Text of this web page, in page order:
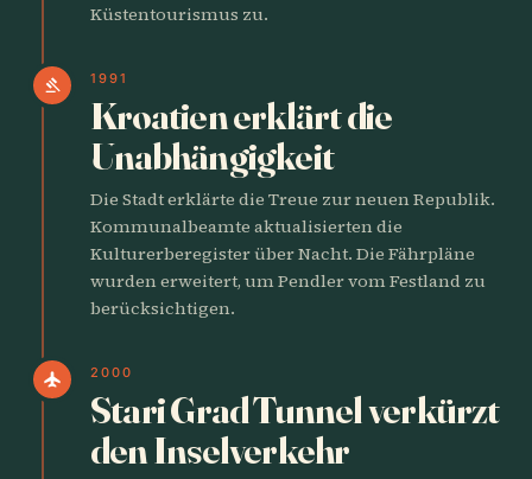
Küstentourismus zu.
gavel 1991
Kroatien erklärt die
Unabhängigkeit
Die Stadt erklärte die Treue zur neuen Republik.
Kommunalbeamte aktualisierten die
Kulturerberegister über Nacht. Die Fährpläne
wurden erweitert, um Pendler vom Festland zu
berücksichtigen.
flight 2000
Stari Grad Tunnel verkürzt
den Inselverkehr